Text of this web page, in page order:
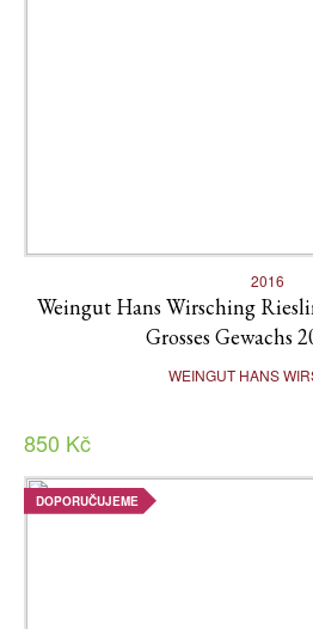
2016
Weingut Hans Wirsching
Grosses Gewachs
WEINGUT HANS
850 Kč
DOPORUČUJEME